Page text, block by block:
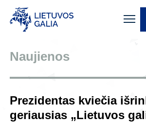
Naujienos
Prezidentas kviečia
geriausias „Lietuvos